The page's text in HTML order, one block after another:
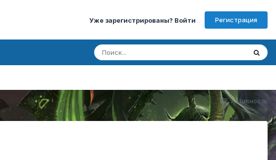
Уже зарегистрированы? Войти Регистрация
Активность